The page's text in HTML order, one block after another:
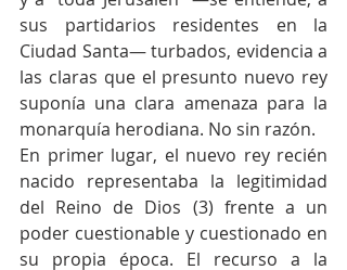
sus partidarios residentes en la
Ciudad Santa— turbados, evidencia a
las claras que el presunto nuevo rey
suponía una clara amenaza para la
monarquía herodiana. No sin razón.
En primer lugar, el nuevo rey recién
nacido representaba la legitimidad
del Reino de Dios (3) frente a un
poder cuestionable y cuestionado en
su propia época. El recurso a la